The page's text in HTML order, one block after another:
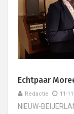
Echtpaar
Redactie 11-
NIEUW-